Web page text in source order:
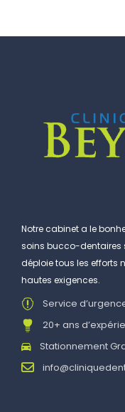
Notre cabinet a le
soins bucco-dentaires
déploie tous les efforts
hautes exigences.
Service
20+ ans
Stationnement